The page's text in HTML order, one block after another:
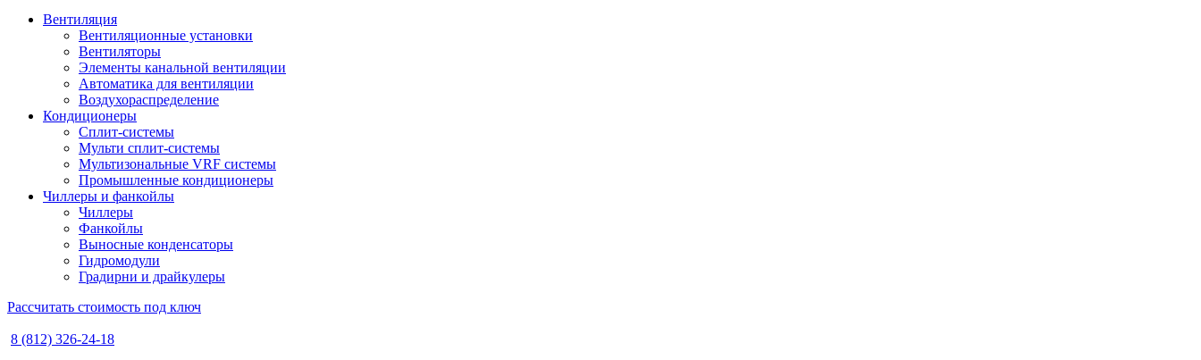
Вентиляция
Вентиляционные установки
Вентиляторы
Элементы канальной вентиляции
Автоматика для вентиляции
Воздухораспределение
Кондиционеры
Сплит-системы
Мульти сплит-системы
Мультизональные VRF системы
Промышленные кондиционеры
Чиллеры и фанкойлы
Чиллеры
Фанкойлы
Выносные конденсаторы
Гидромодули
Градирни и драйкулеры
Рассчитать стоимость под ключ
8 (812) 326-24-18